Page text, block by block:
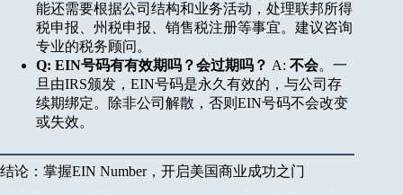
能还需要根据公司结构和业务活动，处理联邦所得
税申报、州税申报、销售税注册等事宜。建议咨询
专业的税务顾问。
Q: EIN号码有有效期吗？会过期吗？ A: 不会。一
旦由IRS颁发，EIN号码是永久有效的，与公司存
续期绑定。除非公司解散，否则EIN号码不会改变
或失效。
结论：掌握EIN Number，开启美国商业成功之门